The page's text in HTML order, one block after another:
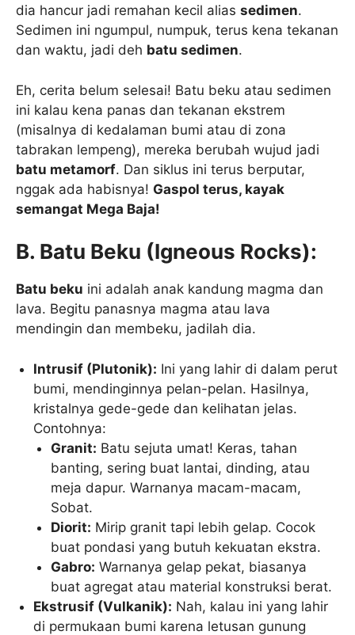
dia hancur jadi remahan kecil alias sedimen.
Sedimen ini ngumpul, numpuk, terus kena tekanan
dan waktu, jadi deh batu sedimen.
Eh, cerita belum selesai! Batu beku atau sedimen
ini kalau kena panas dan tekanan ekstrem
(misalnya di kedalaman bumi atau di zona
tabrakan lempeng), mereka berubah wujud jadi
batu metamorf. Dan siklus ini terus berputar,
nggak ada habisnya! Gaspol terus, kayak
semangat Mega Baja!
B. Batu Beku (Igneous Rocks):
Batu beku ini adalah anak kandung magma dan
lava. Begitu panasnya magma atau lava
mendingin dan membeku, jadilah dia.
Intrusif (Plutonik): Ini yang lahir di dalam perut
bumi, mendinginnya pelan-pelan. Hasilnya,
kristalnya gede-gede dan kelihatan jelas.
Contohnya:
Granit: Batu sejuta umat! Keras, tahan
banting, sering buat lantai, dinding, atau
meja dapur. Warnanya macam-macam,
Sobat.
Diorit: Mirip granit tapi lebih gelap. Cocok
buat pondasi yang butuh kekuatan ekstra.
Gabro: Warnanya gelap pekat, biasanya
buat agregat atau material konstruksi berat.
Ekstrusif (Vulkanik): Nah, kalau ini yang lahir
di permukaan bumi karena letusan gunung